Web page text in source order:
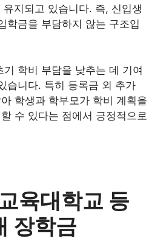
지되고 있습니다. 즉, 신입생
학금을 부담하지 않는 구조입
기 학비 부담을 낮추는 데 기여
습니다. 특히 등록금 외 추가
학생과 학부모가 학비 계획을
수 있다는 점에서 긍정적으로
육대학교 등
장학금